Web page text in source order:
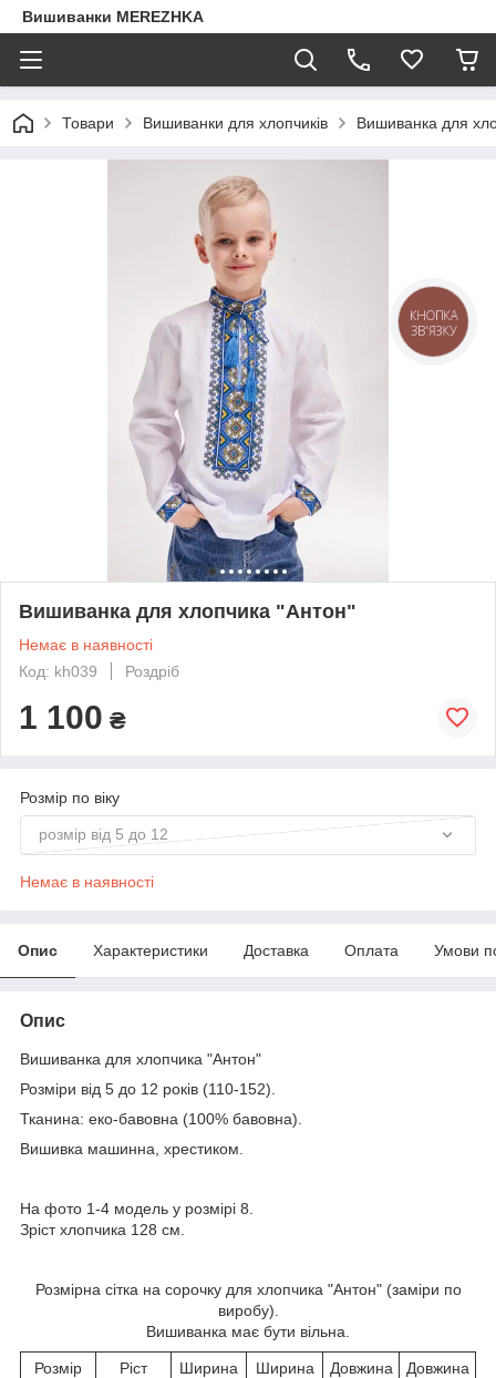
Вишиванки MEREZHKA
Товари Вишиванки для хлопчиків Вишиванка для
Вишиванка для хлопчика "Антон"
Немає в наявності
Код: kh039
Роздріб
1 100 ₴
Розмір по віку
розмір від 5 до 12
Немає в наявності
Опис Характеристики Доставка Оплата Умови
Опис
Вишиванка для хлопчика "Антон"
Розміри від 5 до 12 років (110-152).
Тканина: еко-бавовна (100% бавовна).
Вишивка машинна, хрестиком.
На фото 1-4 модель у розмірі 8.
Зріст хлопчика 128 см.
Розмірна сітка на сорочку для хлопчика "Антон" (заміри по
виробу).
Вишиванка має бути вільна.
Розмір Ріст
Ширина
Ширина
Довжина
Довжина
КНОПКА
ЗВ'ЯЗКУ